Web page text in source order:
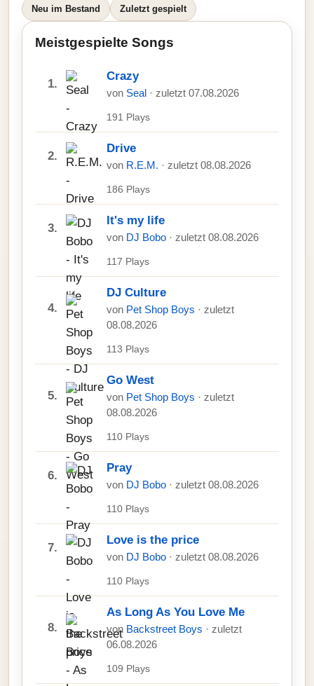
Neu im Bestand Zuletzt gespielt
Meistgespielte Songs
1.
Crazy
von Seal · zuletzt 07.08.2026
191 Plays
2.
Drive
von R.E.M. · zuletzt 08.08.2026
186 Plays
3.
It's my life
von DJ Bobo · zuletzt 08.08.2026
117 Plays
4.
DJ Culture
von Pet Shop Boys · zuletzt
08.08.2026
113 Plays
5.
Go West
von Pet Shop Boys · zuletzt
08.08.2026
110 Plays
6.
Pray
von DJ Bobo · zuletzt 08.08.2026
110 Plays
7.
Love is the price
von DJ Bobo · zuletzt 08.08.2026
110 Plays
8.
As Long As You Love Me
von Backstreet Boys · zuletzt
06.08.2026
109 Plays